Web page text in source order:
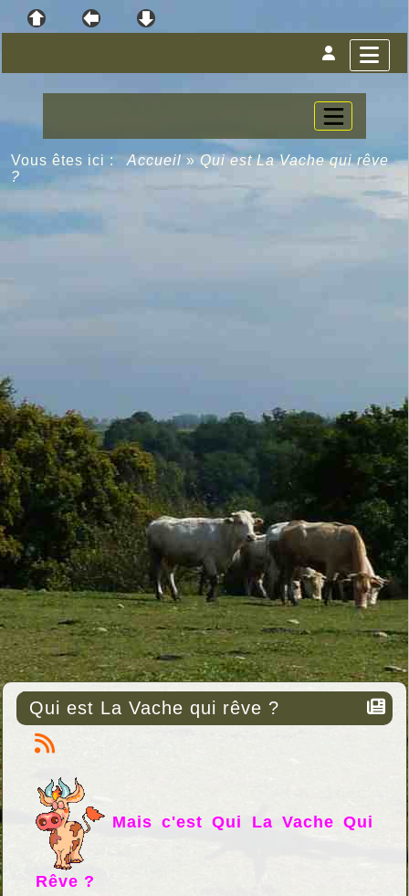
Vous êtes ici : Accueil »Qui est La Vache qui rêve
?
Qui est La Vache qui rêve ?
Mais c'est Qui La Vache Qui
Rêve ?